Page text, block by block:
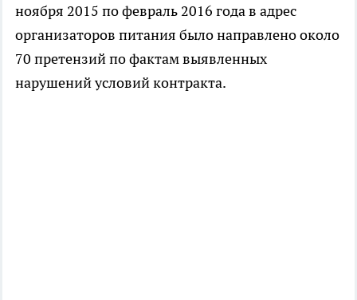
ноября 2015 по февраль 2016 года в адрес
организаторов питания было направлено около
70 претензий по фактам выявленных
нарушений условий контракта.